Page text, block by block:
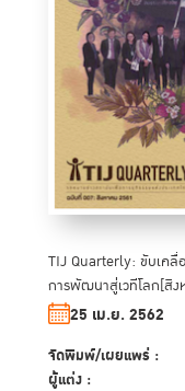
TIJ Quarterly: ขับเค
การพัฒนาสู่เวทีโลก[สิง
25 เม.ย. 2562
จัดพิมพ์/เผยแพร่ :
ผู้แต่ง :